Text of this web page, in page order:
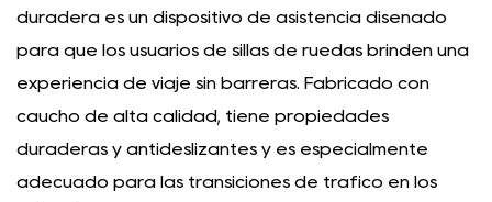
duradera es un dispositivo de asistencia diseñado
para que los usuarios de sillas de ruedas brinden una
experiencia de viaje sin barreras. Fabricado con
caucho de alta calidad, tiene propiedades
duraderas y antideslizantes y es especialmente
adecuado para las transiciones de tráfico en los